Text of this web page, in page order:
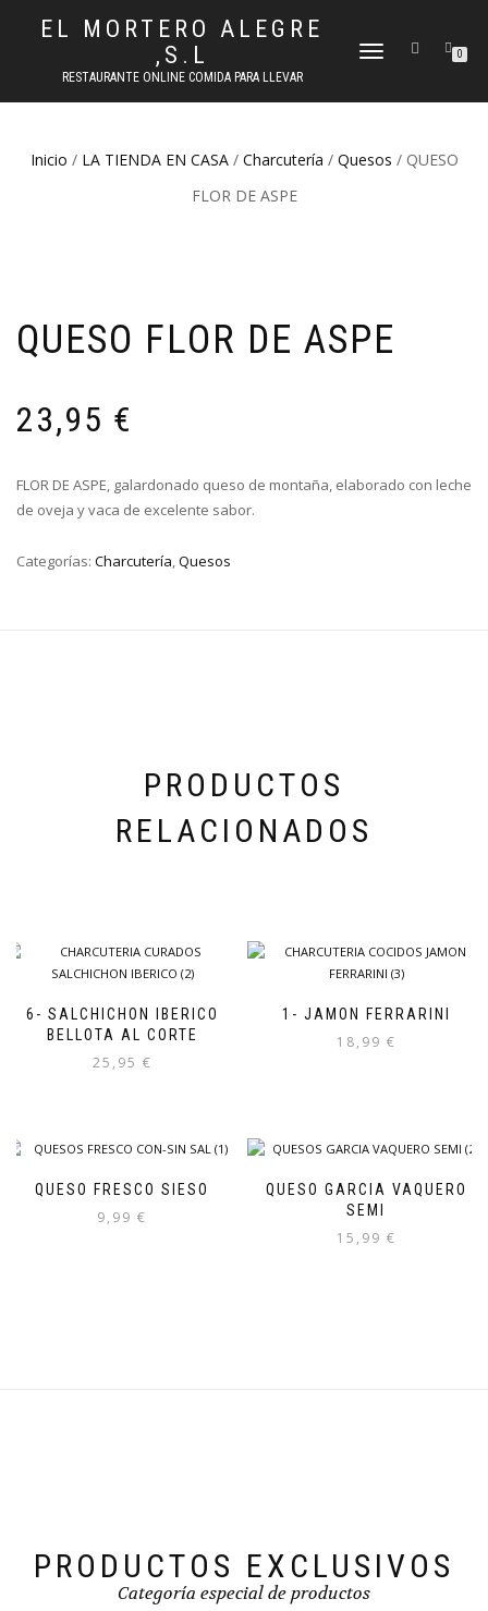
EL MORTERO ALEGRE
,S.L
RESTAURANTE ONLINE COMIDA PARA LLEVAR
CAMBIAR
0
Inicio / LA TIENDA EN CASA/ Charcutería / Quesos / QUESO
FLOR DE ASPE
QUESO FLOR DE ASPE
23,95 €
FLOR DE ASPE, galardonado queso de montaña, elaborado con leche
de oveja y vaca de excelente sabor.
Categorías: Charcutería,Quesos
PRODUCTOS
RELACIONADOS
6- SALCHICHON IBERICO
BELLOTA AL CORTE
25,95 €
1- JAMON FERRARINI
18,99 €
QUESO FRESCO SIESO
9,99 €
QUESO GARCIA VAQUERO
SEMI
15,99 €
PRODUCTOS EXCLUSIVOS
Categoría especial de productos